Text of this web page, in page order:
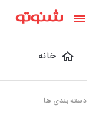
خانه
دسته بندی ها